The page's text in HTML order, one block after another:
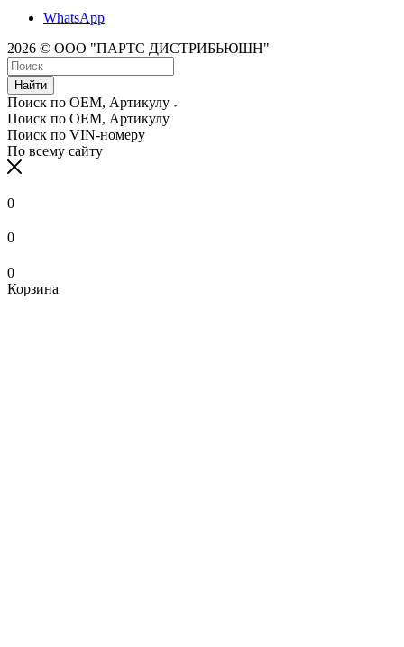
WhatsApp
2026 © ООО "ПАРТС ДИСТРИБЬЮШН"
Найти
Поиск по OEM, Артикулу
Поиск по OEM, Артикулу
Поиск по VIN-номеру
По всему сайту
0
0
0
Корзина